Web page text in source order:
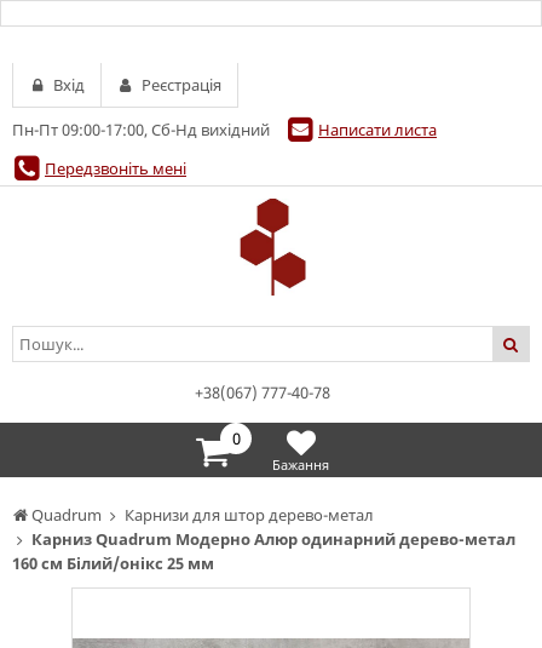
Quadrum
Карнизи для штор дерево-метал
Карниз Quadrum Модерно Алюр одинарний дерево-метал
160 см Білий/онікс 25 мм
Пн-Пт 09:00-17:00, Сб-Нд вихідний
Написати листа
Передзвоніть мені
Вхід Реєстрація
+38(067) 777-40-78
0
Бажання